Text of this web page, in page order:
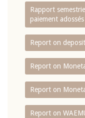
Rapport
paiement
Report on
Report on
Report on
Report on